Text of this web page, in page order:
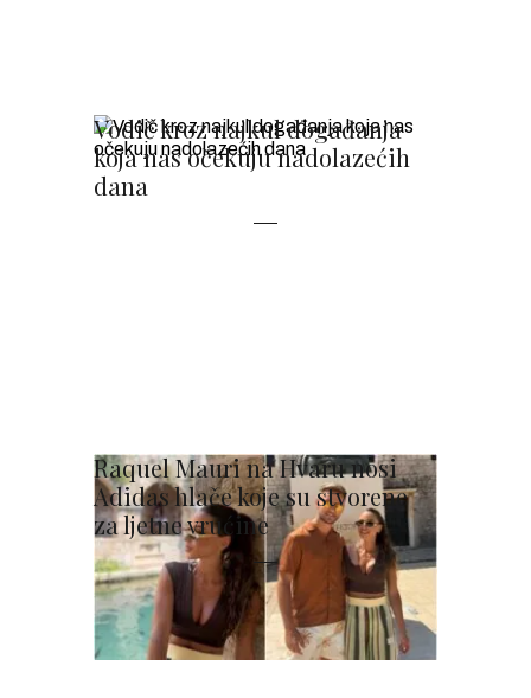
Vodič kroz najkul događanja
koja nas očekuju nadolazećih
dana
Raquel Mauri na Hvaru nosi
Adidas hlače koje su stvorene
za ljetne vrućine